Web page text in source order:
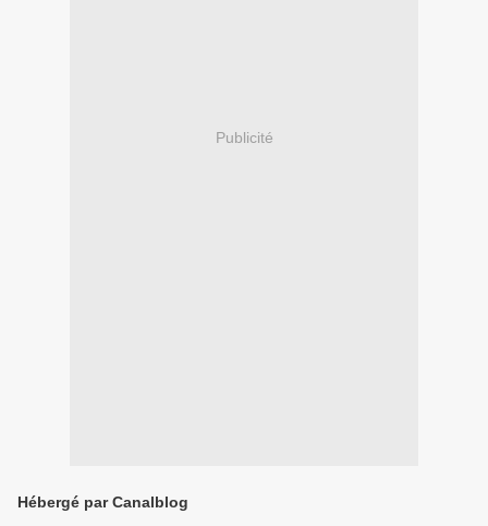
Publicité
Hébergé par Canalblog